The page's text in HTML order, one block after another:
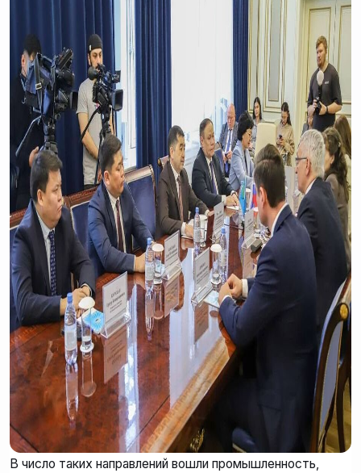
В число таких направлений вошли промышленность,